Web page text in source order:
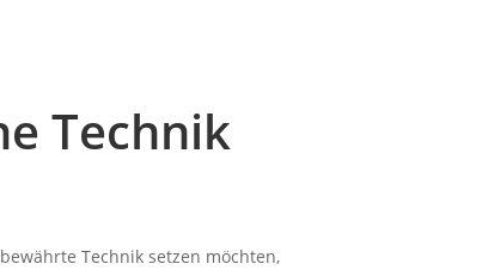
Technik
Technik setzen möchten,